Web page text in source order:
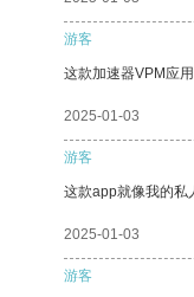
游客
这款加速器VPM应
2025-01-03
游客
这款app就像我的私
2025-01-03
游客